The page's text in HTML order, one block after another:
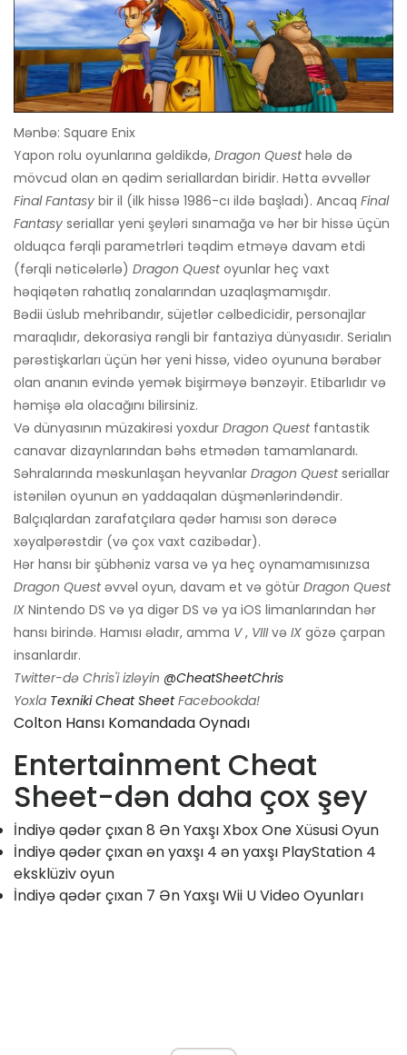
Mənbə: Square Enix
Yapon rolu oyunlarına gəldikdə, Dragon Questhələ də
mövcud olan ən qədim seriallardan biridir. Hətta əvvəllər
Final Fantasy bir il (ilk hissə 1986-cı ildə başladı). Ancaq Final
Fantasy seriallar yeni şeyləri sınamağa və hər bir hissə üçün
olduqca fərqli parametrləri təqdim etməyə davam etdi
(fərqli nəticələrlə) Dragon Questoyunlar heç vaxt
həqiqətən rahatlıq zonalarından uzaqlaşmamışdır.
Bədii üslub mehribandır, süjetlər cəlbedicidir, personajlar
maraqlıdır, dekorasiya rəngli bir fantaziya dünyasıdır. Serialın
pərəstişkarları üçün hər yeni hissə, video oyununa bərabər
olan ananın evində yemək bişirməyə bənzəyir. Etibarlıdır və
həmişə əla olacağını bilirsiniz.
Və dünyasının müzakirəsi yoxdur Dragon Questfantastik
canavar dizaynlarından bəhs etmədən tamamlanardı.
Səhralarında məskunlaşan heyvanlar Dragon Questseriallar
istənilən oyunun ən yaddaqalan düşmənlərindəndir.
Balçıqlardan zarafatçılara qədər hamısı son dərəcə
xəyalpərəstdir (və çox vaxt cazibədar).
Hər hansı bir şübhəniz varsa və ya heç oynamamısınızsa
Dragon Questəvvəl oyun, davam et və götür Dragon Quest
IX Nintendo DS və ya digər DS və ya iOS limanlarından hər
hansı birində. Hamısı əladır, amma V, VIIIvə IX gözə çarpan
insanlardır.
Twitter-də Chris'i izləyin @CheatSheetChris
Yoxla Texniki Cheat SheetFacebookda!
Colton Hansı Komandada Oynadı
Entertainment Cheat
Sheet-dən daha çox şey
İndiyə qədər çıxan 8 Ən Yaxşı Xbox One Xüsusi Oyun
İndiyə qədər çıxan ən yaxşı 4 ən yaxşı PlayStation 4
eksklüziv oyun
İndiyə qədər çıxan 7 Ən Yaxşı Wii U Video Oyunları